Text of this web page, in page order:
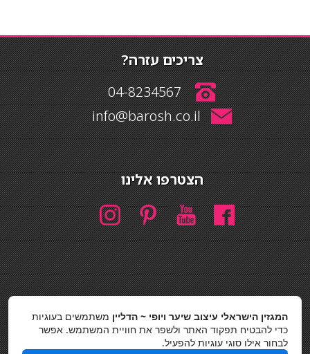
צריכים עזרה?
04-8234567
info@barosh.co.il
הצטרפו אלינו
חיפוש
חיפוש
כסאות בר
המגזין הישראלי עיצוב שיער ויופי ~ הדליין משתמשים בעוגיות
כדי להבטיח תפקוד האתר ולשפר את חוויית המשתמש. אפשר
לבחור אילו סוגי עוגיות להפעיל.